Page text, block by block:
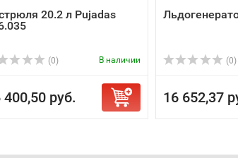
20.2 л Pujadas
(0) В наличии
400,50 руб.
(0)
16 652,37